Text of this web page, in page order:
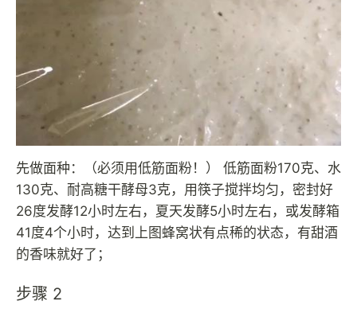
先做面种：（必须用低筋面粉！） 低筋面粉170克、水
130克、耐高糖干酵母3克，用筷子搅拌均匀，密封好
26度发酵12小时左右，夏天发酵5小时左右，或发酵箱
41度4个小时，达到上图蜂窝状有点稀的状态，有甜酒
的香味就好了；
步骤 2